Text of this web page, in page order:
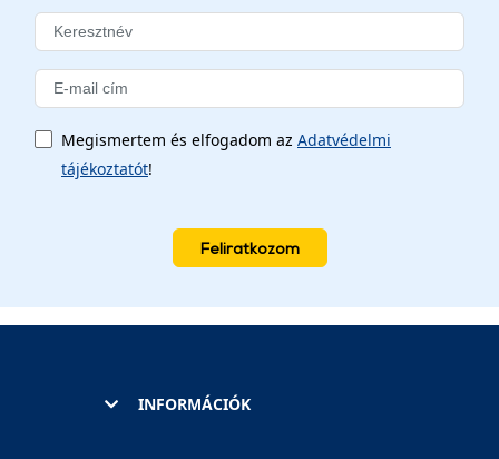
Megismertem és elfogadom az Adatvédelmi
tájékoztatót!
Feliratkozom
INFORMÁCIÓK